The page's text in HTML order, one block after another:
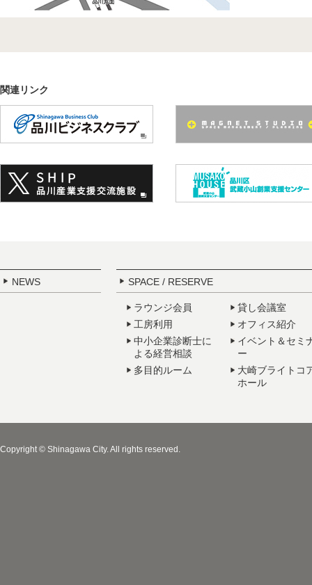
関連リンク
NEWS SPACE / RESERVE
ラウンジ会員
工房利用
中小企業診断士に
よる経営相談
多目的ルーム
貸し会議室
オフィス紹介
イベント＆セミ
ー
大崎ブライトコ
ホール
Copyright © Shinagawa City. All rights reserved.